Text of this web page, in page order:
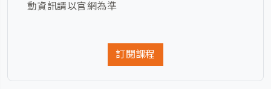
動資訊請以官網為準
訂閱課程